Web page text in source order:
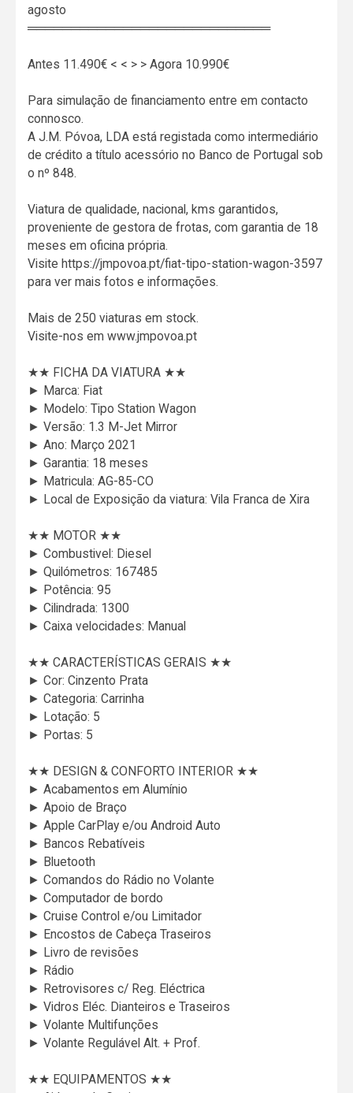
agosto
════════════════════════════
Antes 11.490€ < < > > Agora 10.990€
Para simulação de financiamento entre em contacto
connosco.
A J.M. Póvoa, LDA está registada como intermediário
de crédito a título acessório no Banco de Portugal sob
o nº 848.
Viatura de qualidade, nacional, kms garantidos,
proveniente de gestora de frotas, com garantia de 18
meses em oficina própria.
Visite https://jmpovoa.pt/fiat-tipo-station-wagon-3597
para ver mais fotos e informações.
Mais de 250 viaturas em stock.
Visite-nos em www.jmpovoa.pt
★★ FICHA DA VIATURA ★★
► Marca: Fiat
► Modelo: Tipo Station Wagon
► Versão: 1.3 M-Jet Mirror
► Ano: Março 2021
► Garantia: 18 meses
► Matricula: AG-85-CO
► Local de Exposição da viatura: Vila Franca de Xira
★★ MOTOR ★★
► Combustivel: Diesel
► Quilómetros: 167485
► Potência: 95
► Cilindrada: 1300
► Caixa velocidades: Manual
★★ CARACTERÍSTICAS GERAIS ★★
► Cor: Cinzento Prata
► Categoria: Carrinha
► Lotação: 5
► Portas: 5
★★ DESIGN & CONFORTO INTERIOR ★★
► Acabamentos em Alumínio
► Apoio de Braço
► Apple CarPlay e/ou Android Auto
► Bancos Rebatíveis
► Bluetooth
► Comandos do Rádio no Volante
► Computador de bordo
► Cruise Control e/ou Limitador
► Encostos de Cabeça Traseiros
► Livro de revisões
► Rádio
► Retrovisores c/ Reg. Eléctrica
► Vidros Eléc. Dianteiros e Traseiros
► Volante Multifunções
► Volante Regulável Alt. + Prof.
★★ EQUIPAMENTOS ★★